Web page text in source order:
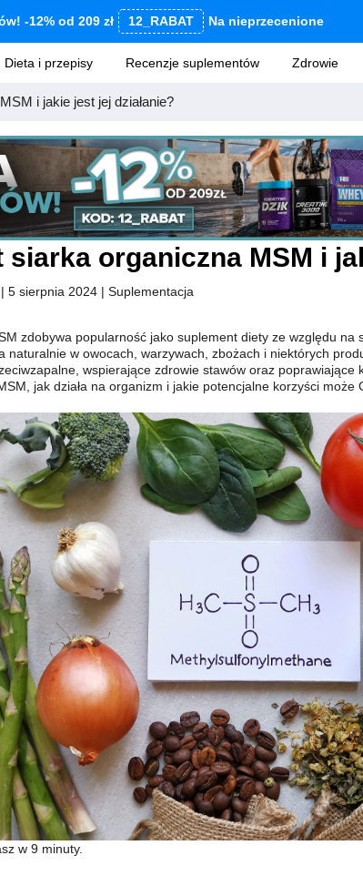
-12% od 209 zł 12_RABAT Na nieprzecenione
Dieta i przepisy Recenzje suplementów Zdrowie
i jakie jest jej działanie?
siarka organiczna MSM i
| 5 sierpnia 2024 | Suplementacja
zdobywa popularność jako suplement diety ze względu na
naturalnie w owocach, warzywach, zbożach i niektórych
wspierające zdrowie stawów oraz poprawiające
jak działa na organizm i jakie potencjalne korzyści może
w 9 minuty.